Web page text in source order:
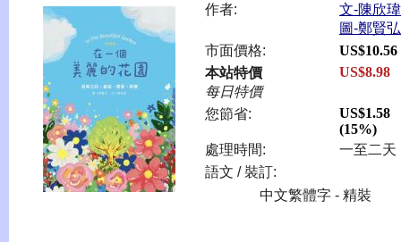
作者:
文-陳欣瑋
圖-鄭賢弘
市面價格:
US$10.56
本站特價
每日特價
US$8.98
您節省:
US$1.58
(15%)
處理時間:
一至二天
語文 / 裝訂:
中文繁體字 - 精裝